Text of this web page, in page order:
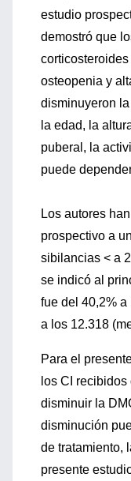
estudio
demostró que
osteopenia y
disminuyeron
la edad, la
puberal, la
puede
Los autores
prospectivo a
sibilancias < a
se indicó al
fue del 40,2%
a los 12.318
Para el
los CI
disminuir la
disminución
de tratamiento,
presente